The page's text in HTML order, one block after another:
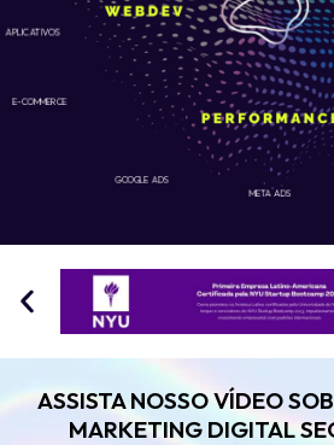
GOOGLE ADS
APLICATIVOS
E-COMMERCE
META ADS
ASSISTA NOSSO VÍDEO
MARKETING DIGITAL